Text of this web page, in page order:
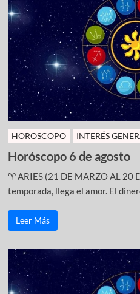
HOROSCOPO INTERÉS
Horóscopo 6 de agosto
♈ ARIES (21 DE MARZO AL 20
temporada, llega el amor. El
Leer Más